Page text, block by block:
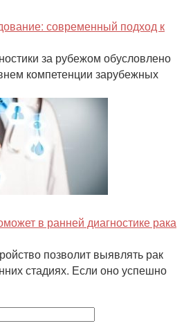
современный подход к
за рубежом обусловлено
компетенции зарубежных
в ранней диагностике рака
позволит выявлять рак
стадиях. Если оно успешно